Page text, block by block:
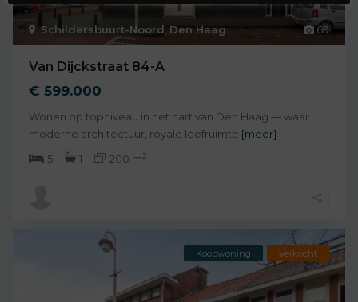
69
Schildersbuurt-Noord Den Haag
Van Dijckstraat 84-A
€ 599.000
Wonen op topniveau in het hart van Den Haag — waar
moderne architectuur, royale leefruimte [meer]
5
1 200 m2
Koopwoning Verkocht